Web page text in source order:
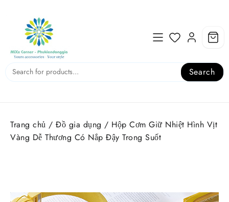
content
Search
Trang chủ / Đồ gia dụng / Hộp Cơm Giữ Nhiệt Hình Vịt
Vàng Dễ Thương Có Nắp Đậy Trong Suốt